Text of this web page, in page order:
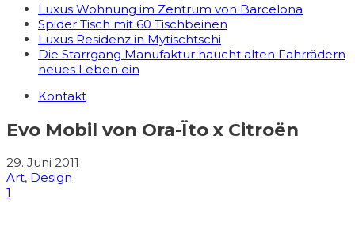
Luxus Wohnung im Zentrum von Barcelona
Spider Tisch mit 60 Tischbeinen
Luxus Residenz in Mytischtschi
Die Starrgang Manufaktur haucht alten Fahrrädern
neues Leben ein
Kontakt
Evo Mobil von Ora-Ïto x Citroën
29. Juni 2011
Art, Design
1